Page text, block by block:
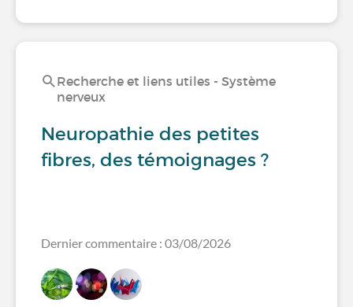
Recherche et liens utiles - Système
nerveux
Neuropathie des petites
fibres, des témoignages ?
Dernier commentaire : 03/08/2026